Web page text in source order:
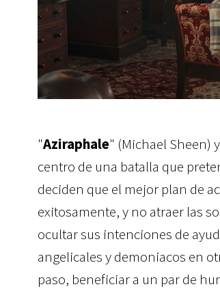
"Aziraphale" (Michael Sheen)
centro de una batalla que
deciden que el mejor plan de
exitosamente, y no atraer las
ocultar sus intenciones de
angelicales y demoniacos en
paso, beneficiar a un par de